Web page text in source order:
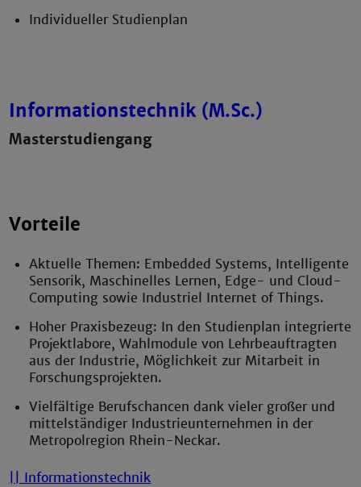
Individueller Studienplan
Informationstechnik (M.Sc.)
Masterstudiengang
Vorteile
Aktuelle Themen: Embedded Systems, Intelligente
Sensorik, Maschinelles Lernen, Edge- und Cloud-
Computing sowie Industriel Internet of Things.
Hoher Praxisbezeug: In den Studienplan integrierte
Projektlabore, Wahlmodule von Lehrbeauftragten
aus der Industrie, Möglichkeit zur Mitarbeit in
Forschungsprojekten.
Vielfältige Berufschancen dank vieler großer und
mittelständiger Industrieunternehmen in der
Metropolregion Rhein-Neckar.
|| Informationstechnik